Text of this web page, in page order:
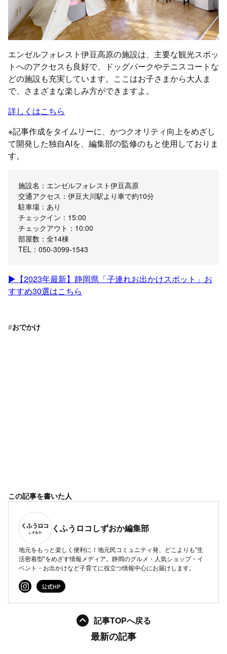
エンゼルフォレスト伊豆高原の施設は、主要な観光スポッ
トへのアクセスも良好で、ドッグパークやテニスコートな
どの施設も充実しています。ここはお子さまから大人ま
で、さまざまな楽しみ方ができますよ。
詳しくはこちら
※記事作成をタイムリーに、かつクオリティ向上をめざし
て開発した独自AIを、編集部の監修のもと使用しておりま
す。
施設名：エンゼルフォレスト伊豆高原
交通アクセス：伊豆大川駅より車で約10分
駐車場：あり
チェックイン：15:00
チェックアウト：10:00
部屋数：全14棟
TEL：050-3099-1543
▶︎【2023年最新】静岡県「子連れお出かけスポット」お
すすめ30選はこちら
#おでかけ
この記事を書いた人
くふうロコしずおか編集部
地元をもっと楽しく便利に！地元民コミュニティ発、どこよりも"生
活密着型"をめざす情報メディア。静岡のグルメ・人気ショップ・イ
ベント・お出かけなど子育てに役立つ情報中心にお届けします。
記事TOPへ戻る
最新の記事